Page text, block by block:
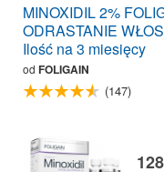
MINOXIDIL 2%
ODRASTANIE
Ilość na 3 miesięcy
od FOLIGAIN
(147)